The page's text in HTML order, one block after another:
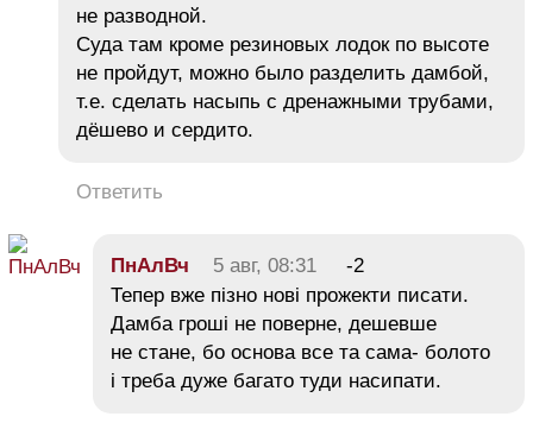
не разводной.
Суда там кроме резиновых лодок по высоте
не пройдут, можно было разделить дамбой,
т.е. сделать насыпь с дренажными трубами,
дёшево и сердито.
Ответить
ПнАлВч 5 авг, 08:31
-2
Тепер вже пізно нові прожекти писати.
Дамба гроші не поверне, дешевше
не стане, бо основа все та сама- болото
і треба дуже багато туди насипати.